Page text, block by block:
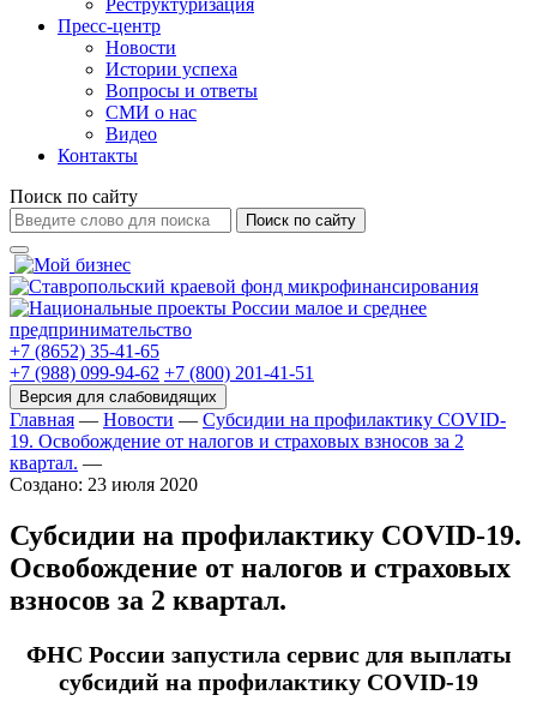
Реструктуризация
Пресс-центр
Новости
Истории успеха
Вопросы и ответы
СМИ о нас
Видео
Контакты
Поиск по сайту
Поиск по сайту
+7 (8652) 35-41-65
+7 (988) 099-94-62 +7 (800) 201-41-51
Главная — Новости — Субсидии на профилактику COVID-
19. Освобождение от налогов и страховых взносов за 2
квартал. —
Создано: 23 июля 2020
Субсидии на профилактику COVID-19.
Освобождение от налогов и страховых
взносов за 2 квартал.
ФНС России запустила сервис для выплаты
субсидий на профилактику COVID-19